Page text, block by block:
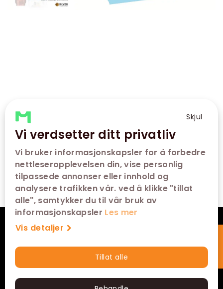
Skjul
Vi verdsetter ditt privatliv
Vi bruker informasjonskapsler for å forbedre
nettleseropplevelsen din, vise personlig
tilpassede annonser eller innhold og
analysere trafikken vår. ved å klikke "tillat
alle", samtykker du til vår bruk av
informasjonskapsler Les mer
Vis detaljer
Tillat alle
VÅRE KINOER
SNARVEIER
KONTAKT